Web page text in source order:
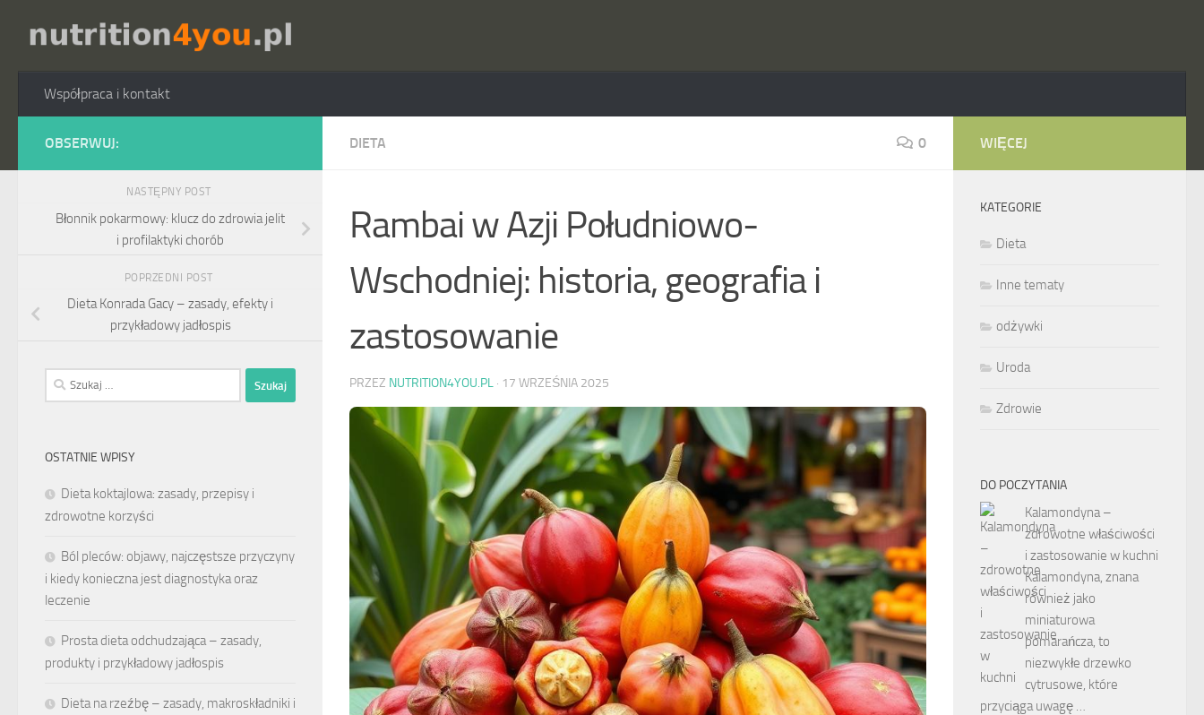
Przejdź do treści
Współpraca i kontakt
DIETA 0
Rambai w Azji Południowo-
Wschodniej: historia, geografia i
zastosowanie
PRZEZ NUTRITION4YOU.PL · 17 WRZEŚNIA 2025
OBSERWUJ:
NASTĘPNY POST
Błonnik pokarmowy: klucz do zdrowia jelit
i profilaktyki chorób
POPRZEDNI POST
Dieta Konrada Gacy – zasady, efekty i
przykładowy jadłospis
Szukaj:
OSTATNIE WPISY
Dieta koktajlowa: zasady, przepisy i
zdrowotne korzyści
Ból pleców: objawy, najczęstsze przyczyny
i kiedy konieczna jest diagnostyka oraz
leczenie
Prosta dieta odchudzająca – zasady,
produkty i przykładowy jadłospis
Dieta na rzeźbę – zasady, makroskładniki i
WIĘCEJ
KATEGORIE
Dieta
Inne tematy
odżywki
Uroda
Zdrowie
DO POCZYTANIA
Kalamondyna –
zdrowotne właściwości
i zastosowanie w kuchni
Kalamondyna, znana
również jako
miniaturowa
pomarańcza, to
niezwykłe drzewko
cytrusowe, które
przyciąga uwagę …